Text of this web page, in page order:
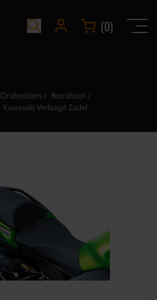
(0)
Brandstof
Kawasaki Verlaagd Zadel